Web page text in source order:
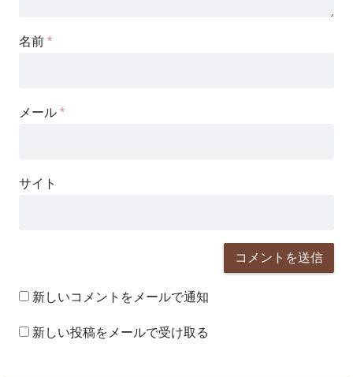
名前 *
メール *
サイト
新しいコメントをメールで通知
新しい投稿をメールで受け取る